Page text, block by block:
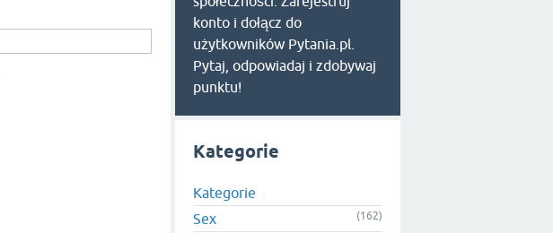
konto i dołącz do
użytkowników Pytania.pl.
Pytaj, odpowiadaj i zdobywaj
punktu!
Kategorie
Kategorie
Sex
(162)